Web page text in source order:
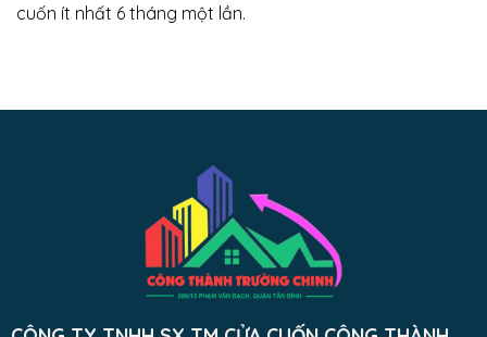
cuốn ít nhất 6 tháng một lần.